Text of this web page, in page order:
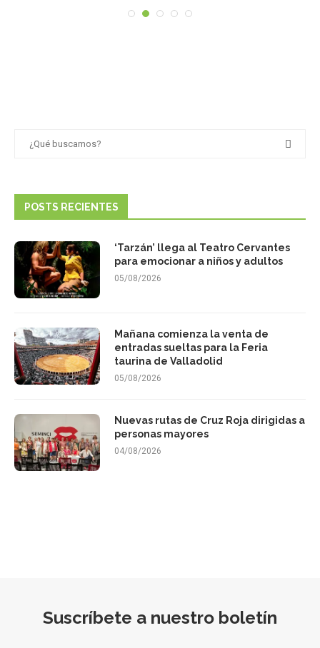
POSTS RECIENTES
‘Tarzán’ llega al Teatro Cervantes
para emocionar a niños y adultos
05/08/2026
Mañana comienza la venta de
entradas sueltas para la Feria
taurina de Valladolid
05/08/2026
Nuevas rutas de Cruz Roja dirigidas a
personas mayores
04/08/2026
Suscríbete a nuestro boletín